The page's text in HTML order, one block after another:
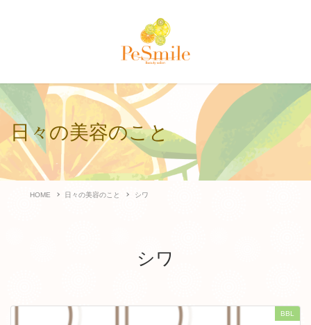
日々の美容のこと
HOME 日々の美容のこと シワ
シワ
BBL